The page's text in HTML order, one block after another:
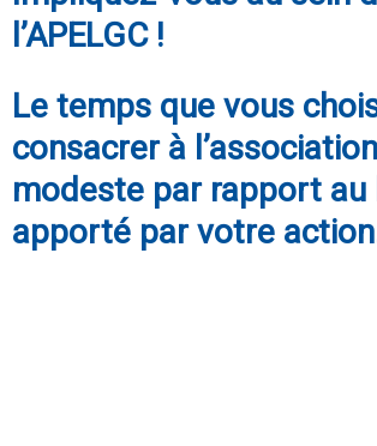
l’APELGC !
Le temps que vous
consacrer à
modeste par rapport au
apporté par votre